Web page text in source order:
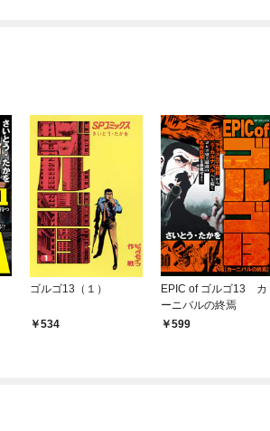
ゴルゴ13（１）
534
EPIC of ゴルゴ13 カ
ーニバルの終焉
599